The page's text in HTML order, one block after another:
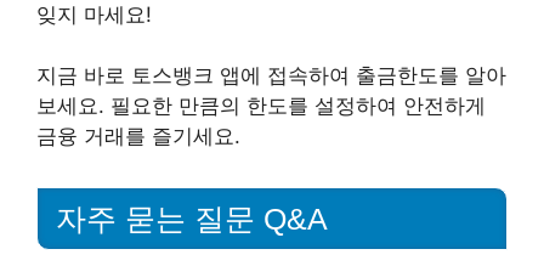
잊지 마세요!
지금 바로 토스뱅크 앱에 접속하여 출금한도를 알아
보세요. 필요한 만큼의 한도를 설정하여 안전하게
금융 거래를 즐기세요.
자주 묻는 질문 Q&A